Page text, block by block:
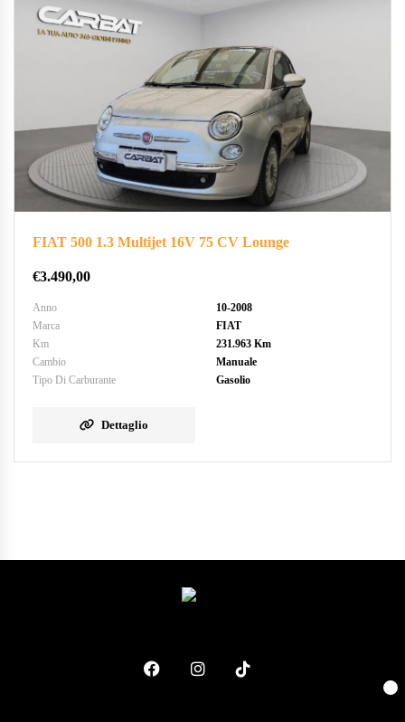
FIAT 500 1.3 Multijet 16V 75 CV Lounge
€3.490,00
Anno
10-2008
Marca
FIAT
Km
231.963 Km
Cambio
Manuale
Tipo Di Carburante
Gasolio
Dettaglio